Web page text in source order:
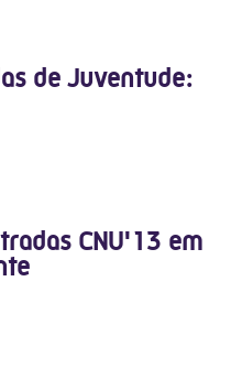
de Juventude:
CNU'13 em